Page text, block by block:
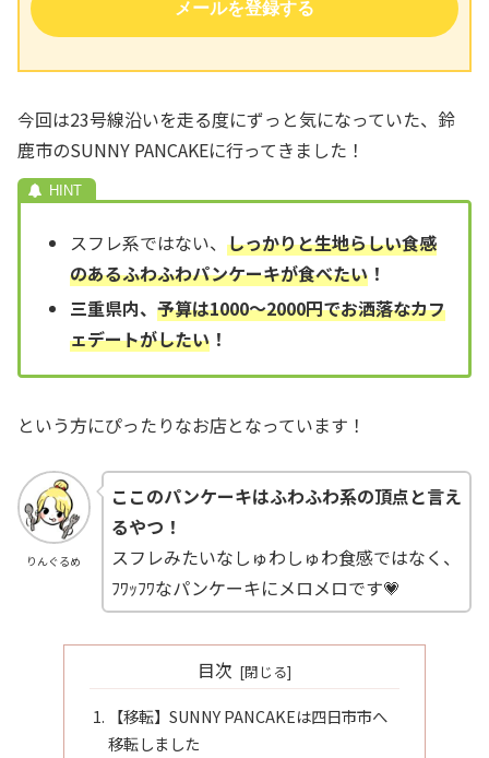
今回は23号線沿いを走る度にずっと気になっていた、鈴
鹿市のSUNNY PANCAKEに行ってきました！
スフレ系ではない、しっかりと生地らしい食感
のあるふわふわパンケーキが食べたい ！
三重県内、予算は1000～2000円でお洒落なカフ
ェデートがしたい ！
という方にぴったりなお店となっています！
りんぐるめ
ここのパンケーキはふわふわ系の頂点と言え
るやつ！
スフレみたいなしゅわしゅわ食感ではなく、
ﾌﾜｯﾌﾜなパンケーキにメロメロです💗
目次
【移転】SUNNY PANCAKEは四日市市へ
移転しました